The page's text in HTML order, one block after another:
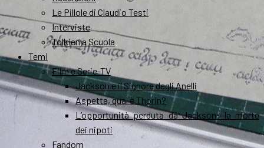
Le Pillole di Claudio Testi
Interviste
Tolkien a Scuola
Temi
Film e Serie-TV
Jackson e il Signore degli Anelli
Aspetta, qual è Thorin?
L’opportunità perduta da Jackson: la morte
dei nipoti
Fandom